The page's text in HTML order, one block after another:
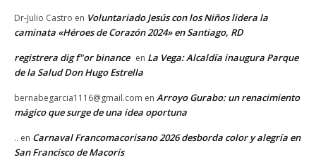
Dr-Julio Castro en Voluntariado Jesús con los Niños lidera la
caminata «Héroes de Corazón 2024» en Santiago, RD
registrera dig f"or binance en La Vega: Alcaldía inaugura Parque
de la Salud Don Hugo Estrella
bernabegarcia1116@gmail.com en Arroyo Gurabo: un renacimiento
mágico que surge de una idea oportuna
.. en Carnaval Francomacorisano 2026 desborda color y alegría en
San Francisco de Macorís